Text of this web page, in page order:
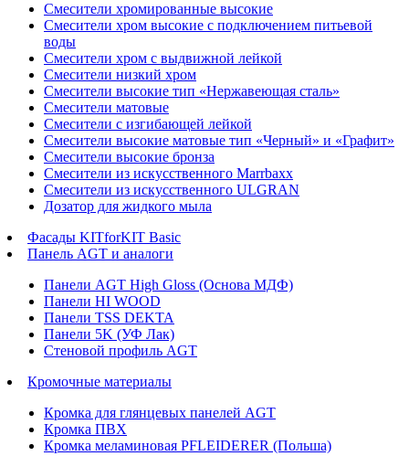
Смесители хромированные высокие
Смесители хром высокие с подключением питьевой
воды
Смесители хром с выдвижной лейкой
Смесители низкий хром
Смесители высокие тип «Нержавеющая сталь»
Смесители матовые
Смесители с изгибающей лейкой
Смесители высокие матовые тип «Черный» и «Графит»
Смесители высокие бронза
Смесители из искусственного Marrbaxx
Смесители из искусственного ULGRAN
Дозатор для жидкого мыла
Фасады KITforKIT Basic
Панель AGT и аналоги
Панели AGT High Gloss (Основа МДФ)
Панели HI WOOD
Панели TSS DEKTA
Панели 5K (УФ Лак)
Стеновой профиль AGT
Кромочные материалы
Кромка для глянцевых панелей AGT
Кромка ПВХ
Кромка меламиновая PFLEIDERER (Польша)